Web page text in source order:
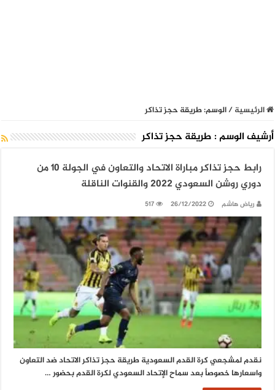
الرئيسية/الوسم:طريقة حجز تذاكر
أرشيف الوسم : طريقة حجز تذاكر
رابط حجز تذاكر مباراة الاتحاد والتعاون في الجولة 10 من
دوري روشن السعودي 2022 والقنوات الناقلة
رياض هاشم 26/12/2022
517
نقدم لمشجعي كرة القدم السعودية طريقة حجز تذاكر الاتحاد ضد التعاون
واسعارها خصوصاً بعد سماح الإتحاد السعودي لكرة القدم بحضور …